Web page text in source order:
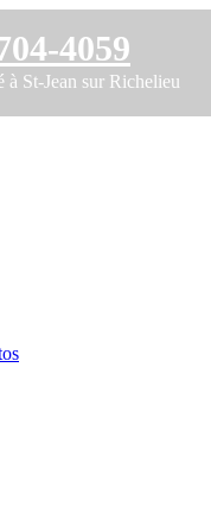
4059
à St-Jean sur Richelieu